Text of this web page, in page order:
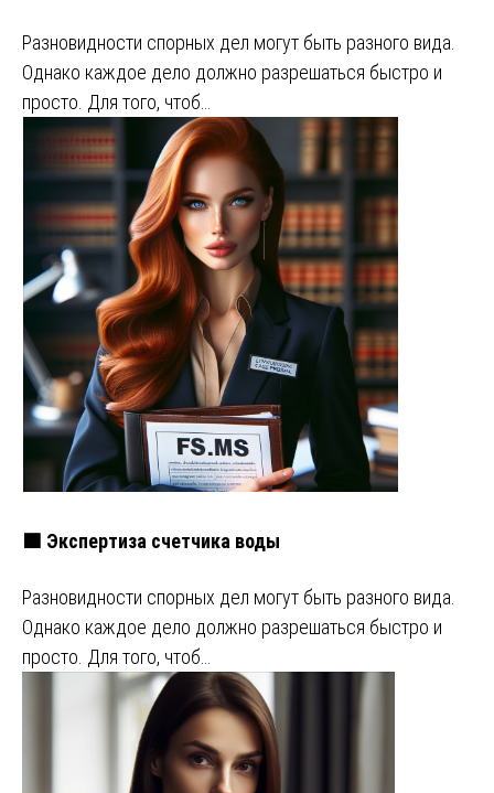
Разновидности спорных дел могут быть разного вида.
Однако каждое дело должно разрешаться быстро и
просто. Для того, чтоб…
🟩 Экспертиза счетчика воды
Разновидности спорных дел могут быть разного вида.
Однако каждое дело должно разрешаться быстро и
просто. Для того, чтоб…